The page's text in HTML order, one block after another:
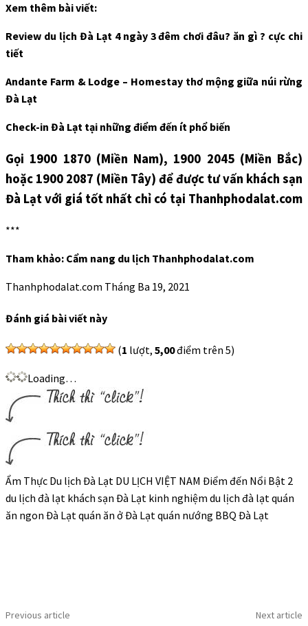
Xem thêm bài viết:
Review du lịch Đà Lạt 4 ngày 3 đêm chơi đâu? ăn gì ? cực chi
tiết
Andante Farm & Lodge – Homestay thơ mộng giữa núi rừng
Đà Lạt
Check-in Đà Lạt tại những điểm đến ít phổ biến
Gọi 1900 1870 (Miền Nam), 1900 2045 (Miền Bắc)
hoặc 1900 2087 (Miền Tây) để được tư vấn khách sạn
Đà Lạt với giá tốt nhất chỉ có tại Thanhphodalat.com
***
Tham khảo: Cẩm nang du lịch Thanhphodalat.com
Thanhphodalat.com Tháng Ba 19, 2021
Đánh giá bài viết này
(1 lượt, 5,00điểm trên 5)
Loading…
Ẩm Thực Du lịch Đà Lạt DU LỊCH VIỆT NAM Điểm đến Nổi Bật 2
du lịch đà lạt khách sạn Đà Lạt kinh nghiệm du lịch đà lạt quán
ăn ngon Đà Lạt quán ăn ở Đà Lạt quán nướng BBQ Đà Lạt
Previous article Next article